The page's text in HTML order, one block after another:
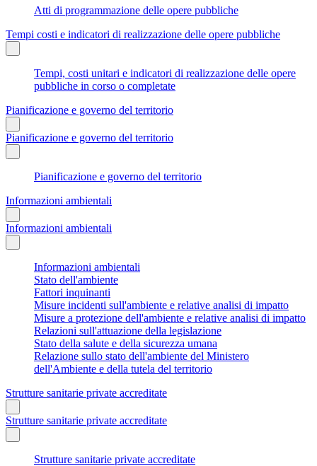
Atti di programmazione delle opere pubbliche
Tempi costi e indicatori di realizzazione delle opere pubbliche
Tempi, costi unitari e indicatori di realizzazione delle opere
pubbliche in corso o completate
Pianificazione e governo del territorio
Pianificazione e governo del territorio
Pianificazione e governo del territorio
Informazioni ambientali
Informazioni ambientali
Informazioni ambientali
Stato dell'ambiente
Fattori inquinanti
Misure incidenti sull'ambiente e relative analisi di impatto
Misure a protezione dell'ambiente e relative analisi di impatto
Relazioni sull'attuazione della legislazione
Stato della salute e della sicurezza umana
Relazione sullo stato dell'ambiente del Ministero
dell'Ambiente e della tutela del territorio
Strutture sanitarie private accreditate
Strutture sanitarie private accreditate
Strutture sanitarie private accreditate